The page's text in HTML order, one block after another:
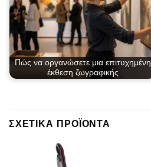
Πώς να οργανώσετε μια επιτυχημένη
έκθεση ζωγραφικής
ΣΧΕΤΙΚΆ ΠΡΟΪΌΝΤΑ